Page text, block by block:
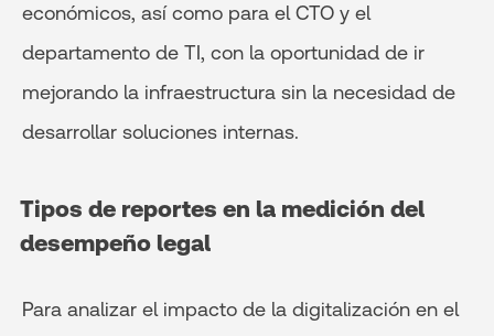
económicos, así como para el CTO y el
departamento de TI, con la oportunidad de ir
mejorando la infraestructura sin la necesidad de
desarrollar soluciones internas.
Tipos de reportes en la medición del
desempeño legal
Para analizar el impacto de la digitalización en el